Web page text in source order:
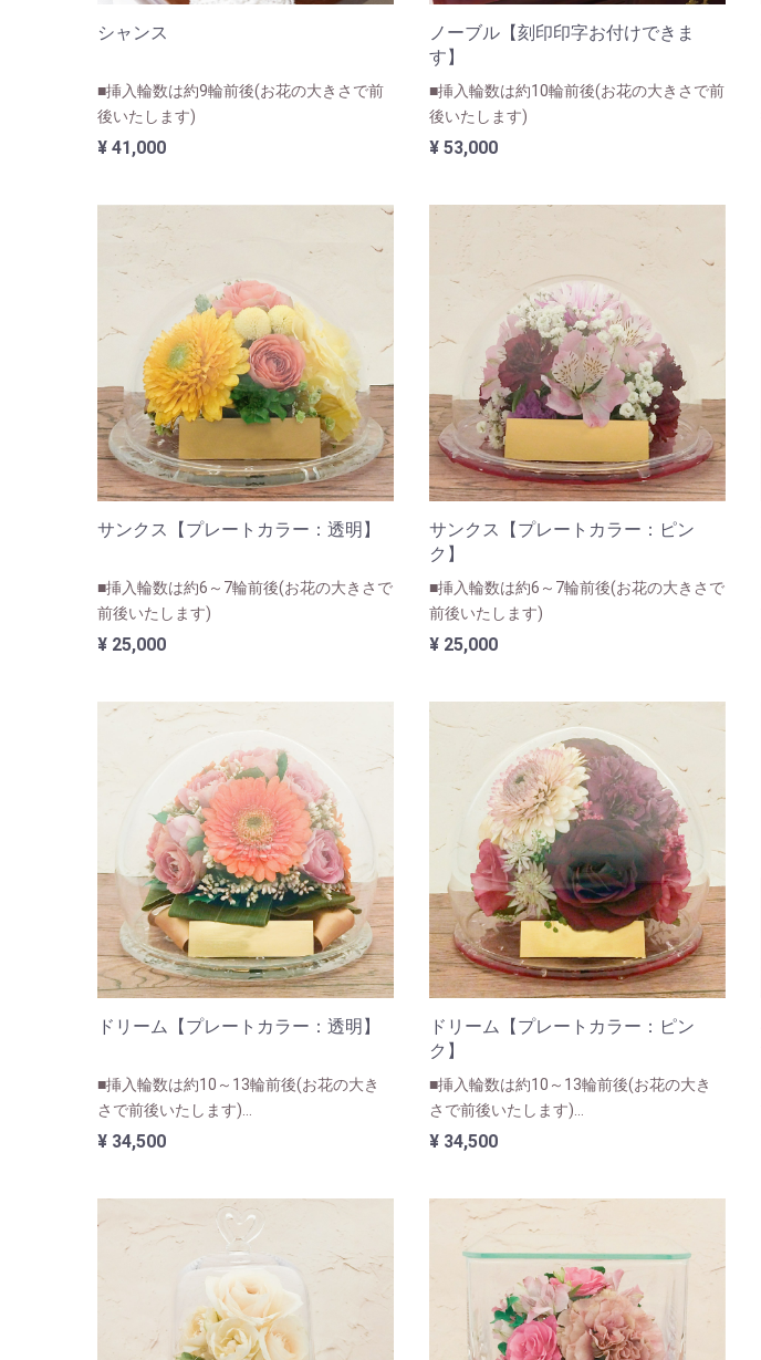
シャンス
■挿入輪数は約9輪前後(お花の大きさで前
後いたします)
¥ 41,000
ノーブル【刻印印字お付けできま
す】
■挿入輪数は約10輪前後(お花の大きさで前
後いたします)
¥ 53,000
サンクス【プレートカラー：透明】
■挿入輪数は約6～7輪前後(お花の大きさで
前後いたします)
¥ 25,000
サンクス【プレートカラー：ピン
ク】
■挿入輪数は約6～7輪前後(お花の大きさで
前後いたします)
¥ 25,000
ドリーム【プレートカラー：透明】
■挿入輪数は約10～13輪前後(お花の大き
さで前後いたします)
■ユリ・カサブランカなど大きなお花が入
¥ 34,500
ドリーム【プレートカラー：ピン
ク】
■挿入輪数は約10～13輪前後(お花の大き
さで前後いたします)
■ユリ・カサブランカなど大きなお花が入
¥ 34,500